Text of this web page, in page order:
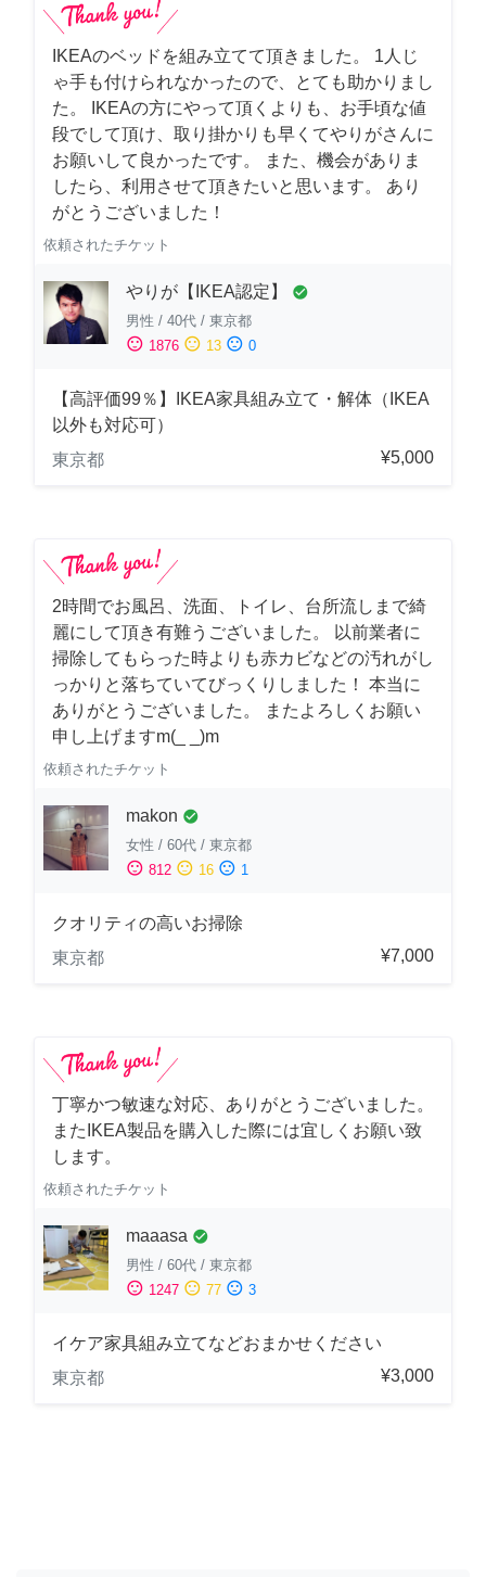
IKEAのベッドを組み立てて頂きました。 1人じ
ゃ手も付けられなかったので、とても助かりまし
た。 IKEAの方にやって頂くよりも、お手頃な値
段でして頂け、取り掛かりも早くてやりがさんに
お願いして良かったです。 また、機会がありま
したら、利用させて頂きたいと思います。 あり
がとうございました！
依頼されたチケット
やりが【IKEA認定】 check_circle
男性 / 40代 / 東京都
sentiment_satisfied 1876 sentiment_neutral 13 sentiment_dissatisfied 0
【高評価99％】IKEA家具組み立て・解体（IKEA
以外も対応可）
東京都
¥5,000
2時間でお風呂、洗面、トイレ、台所流しまで綺
麗にして頂き有難うございました。 以前業者に
掃除してもらった時よりも赤カビなどの汚れがし
っかりと落ちていてびっくりしました！ 本当に
ありがとうございました。 またよろしくお願い
申し上げますm(_ _)m
依頼されたチケット
makon check_circle
女性 / 60代 / 東京都
sentiment_satisfied 812 sentiment_neutral 16 sentiment_dissatisfied 1
クオリティの高いお掃除
東京都
¥7,000
丁寧かつ敏速な対応、ありがとうございました。
またIKEA製品を購入した際には宜しくお願い致
します。
依頼されたチケット
maaasa check_circle
男性 / 60代 / 東京都
sentiment_satisfied 1247 sentiment_neutral 77 sentiment_dissatisfied 3
イケア家具組み立てなどおまかせください
東京都
¥3,000